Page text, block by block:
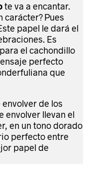
te va a encantar.
carácter? Pues
papel le dará el
Es
el cachondillo
perfecto
que
de los
envolver llevan el
en un tono dorado
perfecto entre
papel de